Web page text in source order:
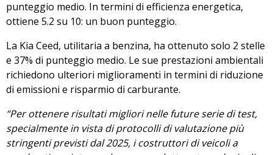
punteggio medio. In termini di efficienza energetica,
ottiene 5.2 su 10: un buon punteggio.
La Kia Ceed, utilitaria a benzina, ha ottenuto solo 2 stelle
e 37% di punteggio medio. Le sue prestazioni ambientali
richiedono ulteriori miglioramenti in termini di riduzione
di emissioni e risparmio di carburante.
“Per ottenere risultati migliori nelle future serie di test,
specialmente in vista di protocolli di valutazione più
stringenti previsti dal 2025, i costruttori di veicoli a